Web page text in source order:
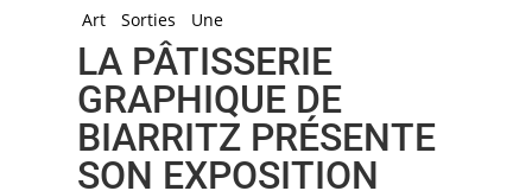
Art Sorties Une
LA PÂTISSERIE
GRAPHIQUE DE
BIARRITZ PRÉSENTE
SON EXPOSITION